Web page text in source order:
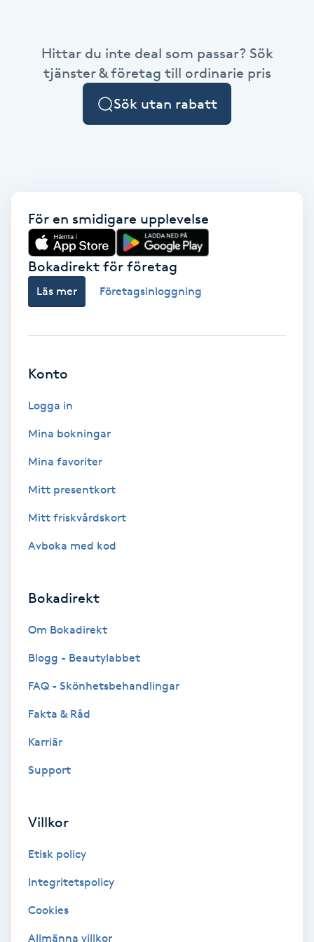
BIAB
Blowout
Bottenfärg
Brynformning
Brynfärgning
Bröllopsuppsättning
Celluliter
Coachning
Color correction
Cryoterapi
Damklippning
Diamantslipning
Enzympeeling
Extensions
Eyeliner-tatuering
Hittar du inte deal som passar? Sök
tjänster & företag till ordinarie pris
Sök utan rabatt
För en smidigare upplevelse
Bokadirekt för företag
Läs mer Företagsinloggning
Konto
Logga in
Mina bokningar
Mina favoriter
Mitt presentkort
Mitt friskvårdskort
Avboka med kod
Bokadirekt
Om Bokadirekt
Blogg - Beautylabbet
FAQ - Skönhetsbehandlingar
Fakta & Råd
Karriär
Support
Villkor
Etisk policy
Integritetspolicy
Cookies
Allmänna villkor